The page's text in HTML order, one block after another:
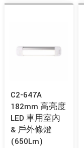
C2-647A
182mm 高亮度
LED 車用室內
& 戶外條燈
(650Lm)